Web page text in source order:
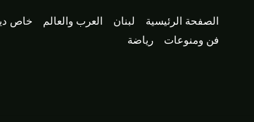
الصفحة الرئيسية لبنان العرب والعالم خاص
فن ومنوعات
رياضة